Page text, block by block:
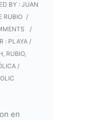
BY : JUAN
RUBIO /
/
: PLAYA /
, RUBIO,
/
en